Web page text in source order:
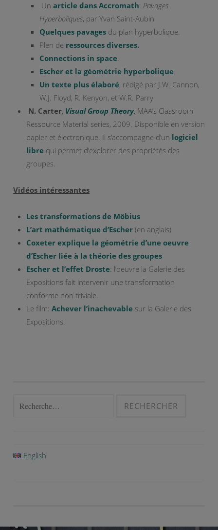
Un article dans Accromath: Pavages
Hyperboliques, par Yvan Saint-Aubin
Quelques pavages du plan hyperbolique.
Plen de ressources diverses.
Connections in space.
Escher et la géométrie hyperbolique
Un texte plus élaboré, rédigé par J.W. Cannon,
W.J. Floyd, R. Kenyon, et W.R. Parry
N. Carter, Visual Group Theory, MAA’s Classroom
Ressource Material series, 2009. Disponible en version
papier et électronique. Il s’accompagne d’un logiciel
libre qui permet d’explorer des propriétés des
groupes.
Vidéos intéressantes
Les transformations de Möbius
L’art mathématique d’Escher (en anglais)
Coxeter explique la géométrie d’une oeuvre
d’Escher liée à la théorie des groupes
Escher et l’effet Droste: l’oeuvre la Galerie des
Expositions fait intervenir une transformation
conforme non triviale.
Le film: Achever l’inachevable sur la Galerie des
Expositions.
Rechercher :
English